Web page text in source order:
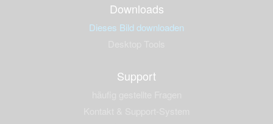
Downloads
Dieses Bild downloaden
Support